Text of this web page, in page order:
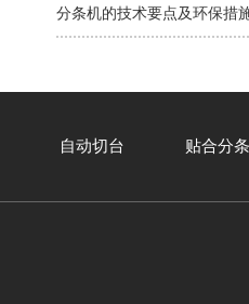
分条机的技术要点及环保措
自动切台 贴合分